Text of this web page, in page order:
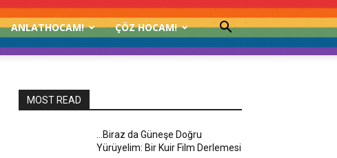
ANLATHOCAM! ÇÖZ HOCAM!
MOST READ
…Biraz da Güneşe Doğru
Yürüyelim: Bir Kuir Film Derlemesi